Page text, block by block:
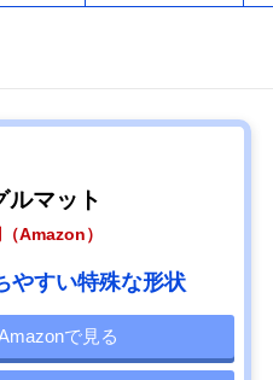
ルマット
Amazon）
やすい特殊な形状
で見る